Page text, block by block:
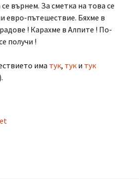
върнем. За сметка на това се
евро-пътешествие. Бяхме в
! Карахме в Алпите ! По-
получи !
има тук, тук и тук